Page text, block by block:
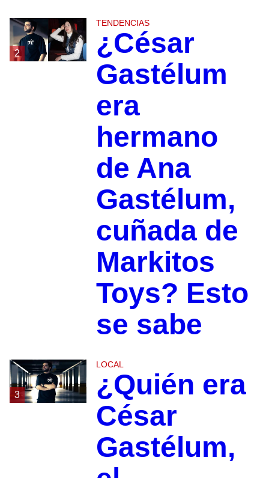
2
TENDENCIAS
¿César
Gastélum
era
hermano
de Ana
Gastélum,
cuñada de
Markitos
Toys? Esto
se sabe
3
LOCAL
¿Quién era
César
Gastélum,